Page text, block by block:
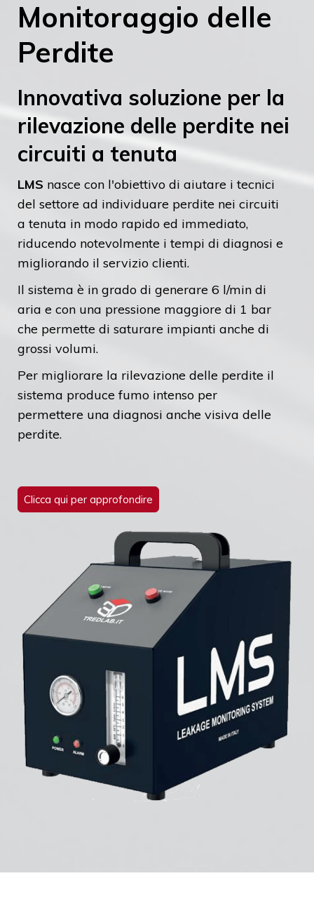
Monitoraggio delle
Perdite
Innovativa soluzione per la
rilevazione delle perdite nei
circuiti a tenuta
LMS nasce con l'obiettivo di aiutare i tecnici
del settore ad individuare perdite nei circuiti
a tenuta in modo rapido ed immediato,
riducendo notevolmente i tempi di diagnosi e
migliorando il servizio clienti.
Il sistema è in grado di generare 6 l/min di
aria e con una pressione maggiore di 1 bar
che permette di saturare impianti anche di
grossi volumi.
Per migliorare la rilevazione delle perdite il
sistema produce fumo intenso per
permettere una diagnosi anche visiva delle
perdite.
Clicca qui per approfondire